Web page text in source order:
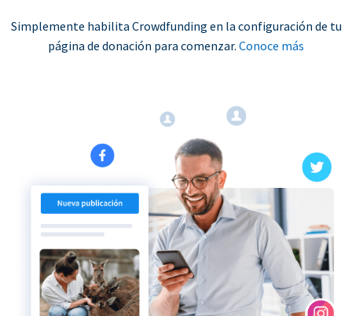
Simplemente habilita Crowdfunding en la configuración de tu
página de donación para comenzar. Conoce más